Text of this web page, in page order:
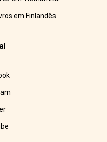
em Finlandês